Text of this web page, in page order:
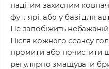
надітим захисним
футлярі, або у базі для
Це запобіжить
Після кожного сеансу
промити або почистити
регулярно змащувати